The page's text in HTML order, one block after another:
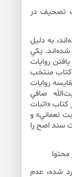
تصحيف در
به دليل
شده‌‌اند. يكي
روايات
كتاب منتخب
روايات
صافي
كتاب «اثبات
نعماني» و
سند اصح را
شده، عدم